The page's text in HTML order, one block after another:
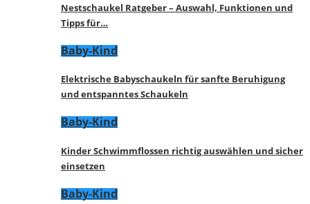
Nestschaukel Ratgeber – Auswahl, Funktionen und
Tipps für…
Baby-Kind
Elektrische Babyschaukeln für sanfte Beruhigung
und entspanntes Schaukeln
Baby-Kind
Kinder Schwimmflossen richtig auswählen und sicher
einsetzen
Baby-Kind